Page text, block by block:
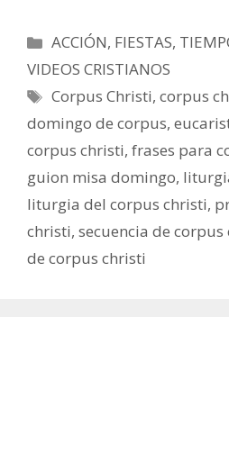
Categorías
ACCIÓN, FIESTAS,
VIDEOS CRISTIANOS
Etiquetas
Corpus Christi,corpus
domingo de corpus,
corpus christi, frases para
guion misa domingo,
liturgia del corpus christi,
christi, secuencia de corpus
de corpus christi